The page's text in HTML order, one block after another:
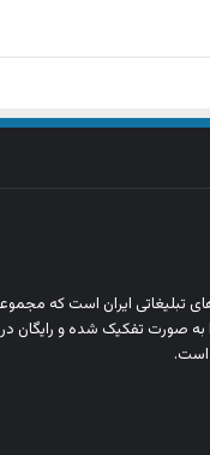
تبلیغاتی ایران است که
به‌ صورت تفکیک‌ شده و رایگان
است.